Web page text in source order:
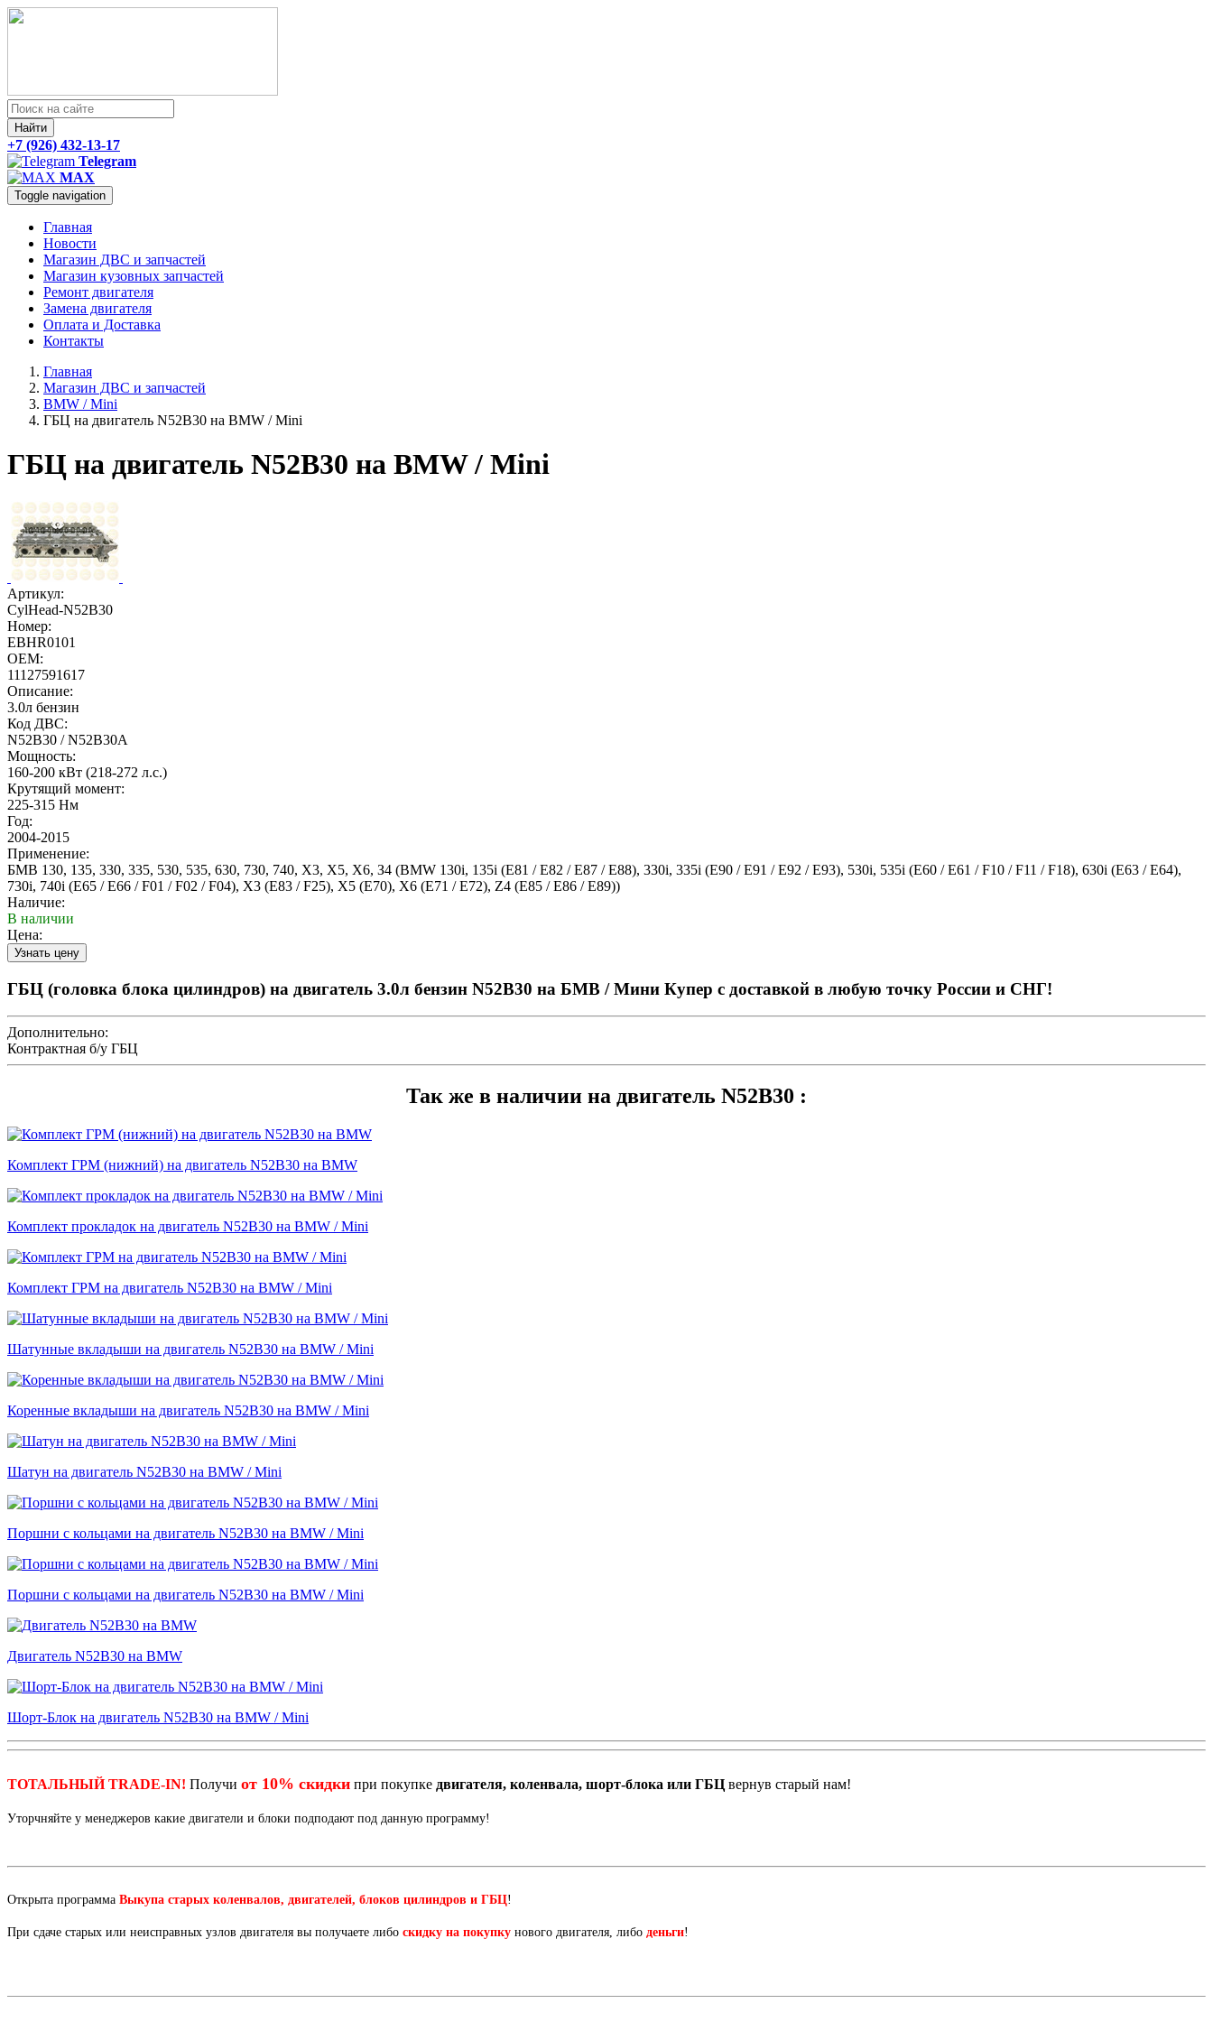
Найти
+7 (926) 432-13-17
Telegram
MAX
Toggle navigation
Главная
Новости
Магазин ДВС и запчастей
Магазин кузовных запчастей
Ремонт двигателя
Замена двигателя
Оплата и Доставка
Контакты
Главная
Магазин ДВС и запчастей
BMW / Mini
ГБЦ на двигатель N52B30 на BMW / Mini
ГБЦ на двигатель N52B30 на BMW / Mini
Артикул:
CylHead-N52B30
Номер:
EBHR0101
OEM:
11127591617
Описание:
3.0л бензин
Код ДВС:
N52B30 / N52B30A
Мощность:
160-200 кВт (218-272 л.с.)
Крутящий момент:
225-315 Нм
Год:
2004-2015
Применение:
БМВ 130, 135, 330, 335, 530, 535, 630, 730, 740, Х3, Х5, Х6, З4 (BMW 130i, 135i (E81 / E82 / E87 / E88), 330i, 335i (E90 / E91 / E92 / E93), 530i, 535i (E60 / E61 / F10 / F11 / F18), 630i (E63 / E64),
730i, 740i (E65 / E66 / F01 / F02 / F04), X3 (E83 / F25), X5 (E70), X6 (E71 / E72), Z4 (E85 / E86 / E89))
Наличие:
В наличии
Цена:
ГБЦ (головка блока цилиндров) на двигатель 3.0л бензин N52B30 на БМВ / Мини Купер с доставкой в любую точку России и СНГ!
Дополнительно:
Контрактная б/у ГБЦ
Так же в наличии на двигатель N52B30 :
Комплект ГРМ (нижний) на двигатель N52B30 на BMW
Комплект прокладок на двигатель N52B30 на BMW / Mini
Комплект ГРМ на двигатель N52B30 на BMW / Mini
Шатунные вкладыши на двигатель N52B30 на BMW / Mini
Коренные вкладыши на двигатель N52B30 на BMW / Mini
Шатун на двигатель N52B30 на BMW / Mini
Поршни с кольцами на двигатель N52B30 на BMW / Mini
Поршни с кольцами на двигатель N52B30 на BMW / Mini
Двигатель N52B30 на BMW
Шорт-Блок на двигатель N52B30 на BMW / Mini
ТОТАЛЬНЫЙ TRADE-IN! Получи от 10% скидки при покупке двигателя, коленвала, шорт-блока или ГБЦ вернув старый нам!
Уторчняйте у менеджеров какие двигатели и блоки подподают под данную программу!
Открыта программа Выкупа старых коленвалов, двигателей, блоков цилиндров и ГБЦ!
При сдаче старых или неисправных узлов двигателя вы получаете либо скидку на покупку нового двигателя, либо деньги!